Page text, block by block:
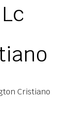
Cristiano